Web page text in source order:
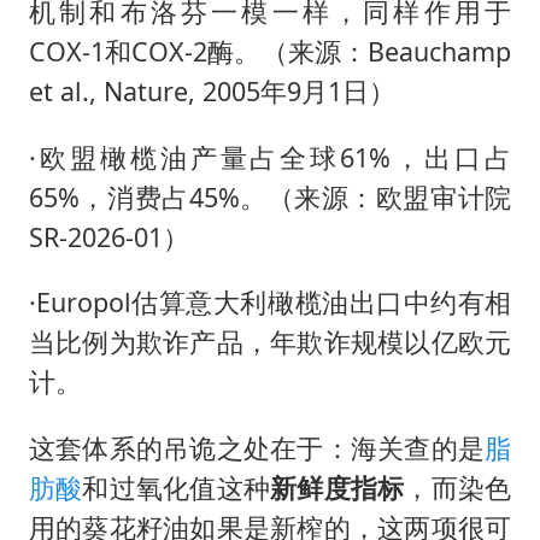
机制和布洛芬一模一样，同样作用于
COX-1和COX-2酶。（来源：Beauchamp
et al., Nature, 2005年9月1日）
·欧盟橄榄油产量占全球61%，出口占
65%，消费占45%。（来源：欧盟审计院
SR-2026-01）
·Europol估算意大利橄榄油出口中约有相
当比例为欺诈产品，年欺诈规模以亿欧元
计。
这套体系的吊诡之处在于：海关查的是脂
肪酸和过氧化值这种新鲜度指标，而染色
用的葵花籽油如果是新榨的，这两项很可